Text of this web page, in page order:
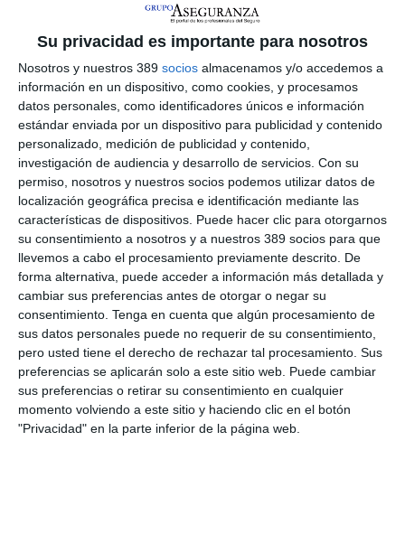
Su privacidad es importante para nosotros
Nosotros y nuestros 389 socios almacenamos y/o accedemos a
información en un dispositivo, como cookies, y procesamos
datos personales, como identificadores únicos e información
estándar enviada por un dispositivo para publicidad y contenido
personalizado, medición de publicidad y contenido,
investigación de audiencia y desarrollo de servicios. Con su
permiso, nosotros y nuestros socios podemos utilizar datos de
localización geográfica precisa e identificación mediante las
características de dispositivos. Puede hacer clic para otorgarnos
su consentimiento a nosotros y a nuestros 389 socios para que
llevemos a cabo el procesamiento previamente descrito. De
forma alternativa, puede acceder a información más detallada y
cambiar sus preferencias antes de otorgar o negar su
consentimiento. Tenga en cuenta que algún procesamiento de
sus datos personales puede no requerir de su consentimiento,
pero usted tiene el derecho de rechazar tal procesamiento. Sus
preferencias se aplicarán solo a este sitio web. Puede cambiar
sus preferencias o retirar su consentimiento en cualquier
momento volviendo a este sitio y haciendo clic en el botón
"Privacidad" en la parte inferior de la página web.
Las 37 clínicas dentales catalanas deSanitas
Jordi.
Además, Sanitas se suma a la tradición de regalar rosas y
regala rosas azules en las puertas de sus centros dentales de
toda la región, además de decorar con columnas de globos,
con forma de rosa, las entradas de algunas de las clínicas.
LO ÚLTIMO
La verdad sobre la IA en el seguro: qué funciona ya y qué sigue
siendo una promesa
Munich Re alcanza un beneficio de casi 4.000 millones y
mantiene sus previsiones para 2026
Allianz gana un 15,5% más en el semestre y confirma sus
objetivos para 2026
Generali dispara un 51,4% el beneficio operativo del negocio de
No Vida en España en el semestre
AXA XL adquiere S-RM, consultora especializada en inteligencia
corporativa y ciberseguridad
El Colegio de Castilla-La Mancha y Mapfre refuerzan su